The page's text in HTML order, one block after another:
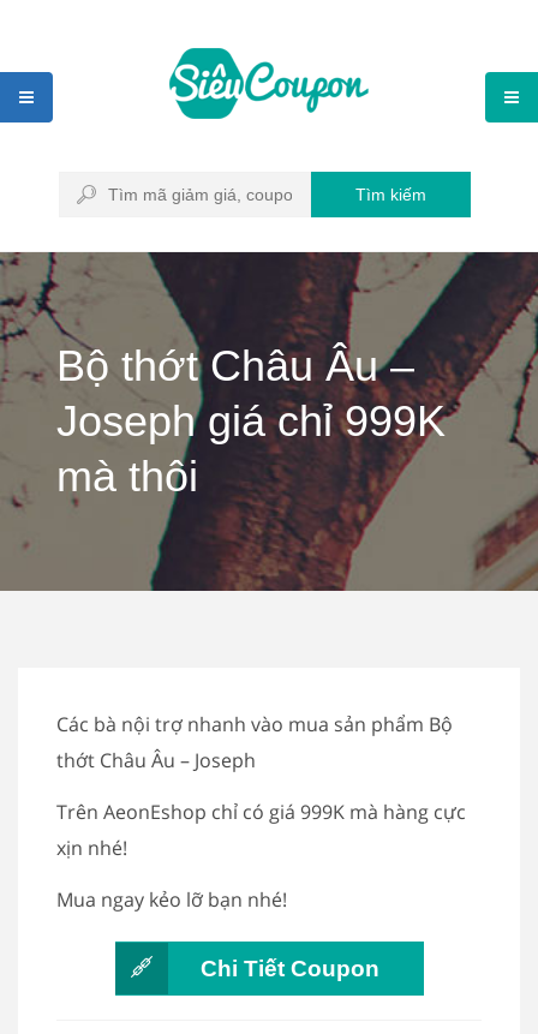
Tìm kiếm
Bộ thớt Châu Âu –
Joseph giá chỉ 999K
mà thôi
Các bà nội trợ nhanh vào mua sản phẩm Bộ
thớt Châu Âu – Joseph
Trên AeonEshop chỉ có giá 999K mà hàng cực
xịn nhé!
Mua ngay kẻo lỡ bạn nhé!
Chi Tiết Coupon